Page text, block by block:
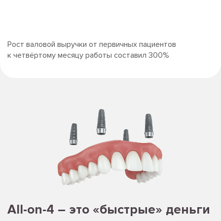
Рост валовой выручки от первичных пациентов
к четвёртому месяцу работы составил 300%
Аll-on-4 – это «быстрые» деньги